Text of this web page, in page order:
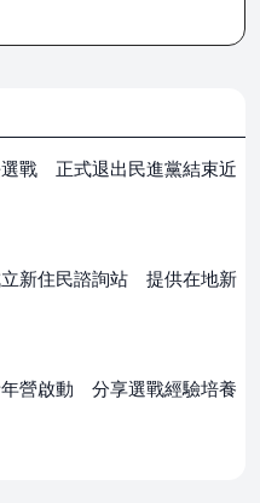
戰 正式退出民進黨結束近
新住民諮詢站 提供在地新
年營啟動 分享選戰經驗培養